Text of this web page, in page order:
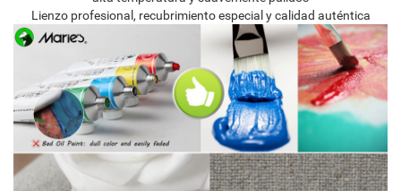
Lienzo profesional, recubrimiento especial y calidad auténtica